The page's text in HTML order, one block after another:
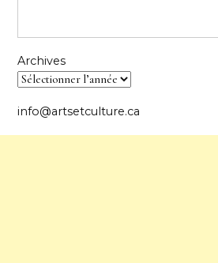
Archives
info@artsetculture.ca